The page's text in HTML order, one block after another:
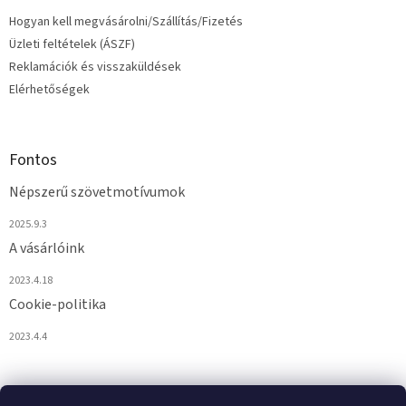
Hogyan kell megvásárolni/Szállítás/Fizetés
Üzleti feltételek (ÁSZF)
Reklamációk és visszaküldések
Elérhetőségek
Fontos
Népszerű szövetmotívumok
2025.9.3
A vásárlóink
2023.4.18
Cookie-politika
2023.4.4